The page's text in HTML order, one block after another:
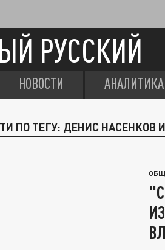
РУССКИЙ
НОВОСТИ АНАЛИТИКА
ПО ТЕГУ: ДЕНИС НАСЕНКОВ